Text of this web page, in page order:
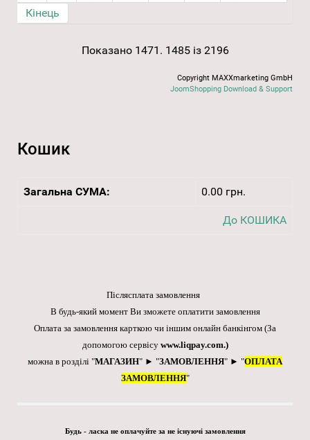
Кінець
Показано 1471. 1485 із 2196
Copyright MAXXmarketing GmbH
JoomShopping Download & Support
Кошик
Загальна СУМА: 0.00 грн.
До КОШИКА
Післясплата замовлення
В будь-який момент Ви зможете оплатити замовлення
Оплата за замовлення карткою чи іншим онлайн банкінгом (За
допомогою сервісу www.liqpay.com.)
можна в розділі "МАГАЗИН" ► "ЗАМОВЛЕННЯ" ► "ОПЛАТА
ЗАМОВЛЕННЯ"
Будь - ласка не оплачуйте за не існуючі замовлення